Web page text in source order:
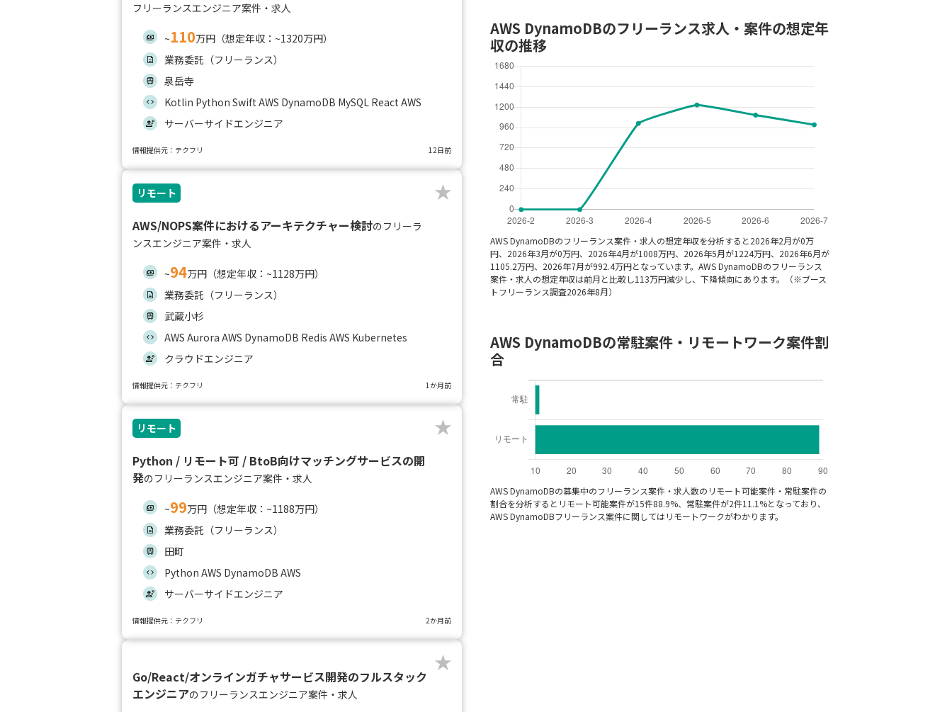
フリーランスエンジニア案件・求人
~110万円（想定年収：~1320万円）
業務委託（フリーランス）
泉岳寺
Kotlin Python Swift AWS DynamoDB MySQL React AWS
サーバーサイドエンジニア
情報提供元：テクフリ 12日前
リモート
AWS/NOPS案件におけるアーキテクチャー検討のフリーラ
ンスエンジニア案件・求人
~94万円（想定年収：~1128万円）
業務委託（フリーランス）
武蔵小杉
AWS Aurora AWS DynamoDB Redis AWS Kubernetes
クラウドエンジニア
情報提供元：テクフリ 1か月前
リモート
Python / リモート可 / BtoB向けマッチングサービスの開
発のフリーランスエンジニア案件・求人
~99万円（想定年収：~1188万円）
業務委託（フリーランス）
田町
Python AWS DynamoDB AWS
サーバーサイドエンジニア
情報提供元：テクフリ 2か月前
Go/React/オンラインガチャサービス開発のフルスタック
エンジニアのフリーランスエンジニア案件・求人
AWS DynamoDBのフリーランス求人・案件の想定年
収の推移
AWS DynamoDBのフリーランス案件・求人の想定年収を分析すると2026年2月が0万
円、2026年3月が0万円、2026年4月が1008万円、2026年5月が1224万円、2026年6月が
1105.2万円、2026年7月が992.4万円となっています。AWS DynamoDBのフリーランス
案件・求人の想定年収は前月と比較し113万円減少し、下降傾向にあります。（※ブース
トフリーランス調査2026年8月）
AWS DynamoDBの常駐案件・リモートワーク案件割
合
AWS DynamoDBの募集中のフリーランス案件・求人数のリモート可能案件・常駐案件の
割合を分析するとリモート可能案件が15件88.9%、常駐案件が2件11.1%となっており、
AWS DynamoDBフリーランス案件に関してはリモートワークがわかります。